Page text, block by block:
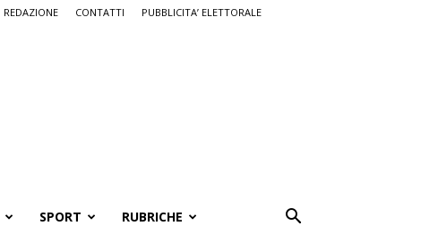
REDAZIONE CONTATTI PUBBLICITA’ ELETTORALE
SPORT RUBRICHE